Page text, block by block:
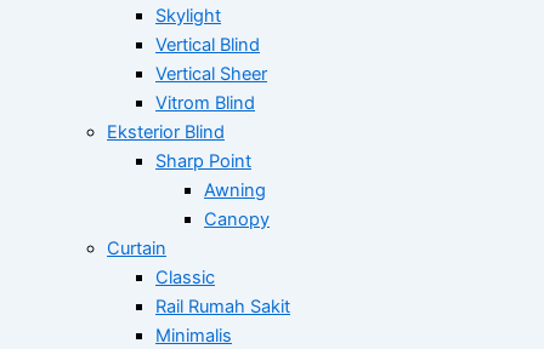
Skylight
Vertical Blind
Vertical Sheer
Vitrom Blind
Eksterior Blind
Sharp Point
Awning
Canopy
Curtain
Classic
Rail Rumah Sakit
Minimalis